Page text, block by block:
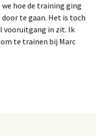
hoe de training ging
te gaan. Het is toch
vooruitgang in zit. Ik
te trainen bij Marc